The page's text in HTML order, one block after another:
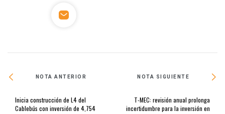
NOTA ANTERIOR
Inicia construcción de L4 del
Cablebús con inversión de 4,754
NOTA SIGUIENTE
T-MEC: revisión anual prolonga
incertidumbre para la inversión en